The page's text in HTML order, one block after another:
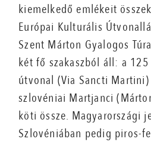
kiemelkedő emlékeit
Európai Kulturális
Szent Márton Gyalogos
két fő szakaszból áll: a
útvonal (Via Sancti
szlovéniai Martjanci
köti össze. Magyarországi
Szlovéniában pedig piros-